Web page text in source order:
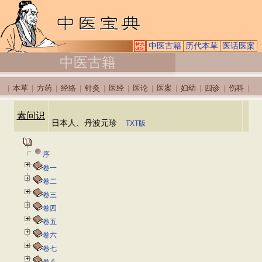
中医古籍 历代本草 医话医案
中医古籍
本草 方药 经络 针灸 医经 医论 医案 妇幼 四诊 伤科
素问识
日本人、丹波元珍 TXT版
序
卷一
卷二
卷三
卷四
卷五
卷六
卷七